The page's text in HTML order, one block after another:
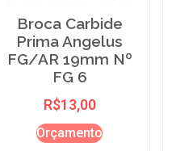
Broca Carbide
Prima Angelus
FG/AR 19mm Nº
FG 6
R$13,00
Orçamento